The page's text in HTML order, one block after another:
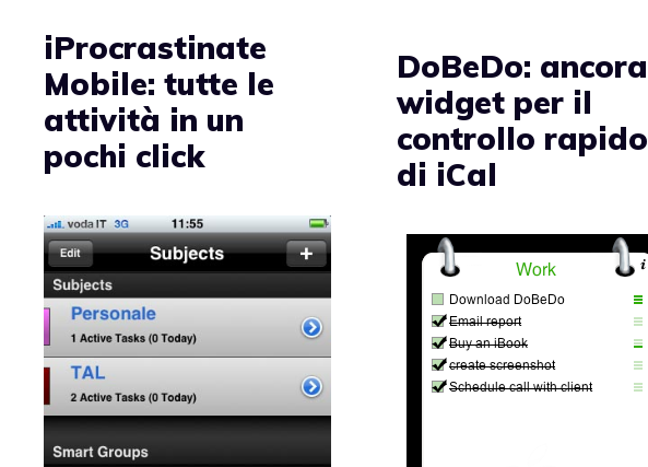
iProcrastinate
Mobile: tutte le
attività in un
pochi click
DoBeDo: ancora
widget per il
controllo rapido
di iCal